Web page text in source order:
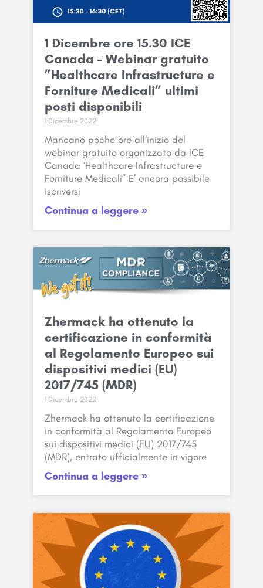
1 Dicembre ore 15.30 ICE
Canada – Webinar gratuito
”Healthcare Infrastructure e
Forniture Medicali” ultimi
posti disponibili
1 Dicembre 2022
Mancano poche ore all’inizio del
webinar gratuito organizzato da ICE
Canada ‘Healthcare Infrastructure e
Forniture Medicali” E’ ancora possibile
iscriversi
Continua a leggere »
Zhermack ha ottenuto la
certificazione in conformità
al Regolamento Europeo sui
dispositivi medici (EU)
2017/745 (MDR)
1 Dicembre 2022
Zhermack ha ottenuto la certificazione
in conformità al Regolamento Europeo
sui dispositivi medici (EU) 2017/745
(MDR), entrato ufficialmente in vigore
Continua a leggere »